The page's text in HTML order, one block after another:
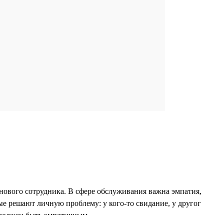
сотрудника. В сфере обслуживания важна
решают личную проблему: у кого-то свидание, у